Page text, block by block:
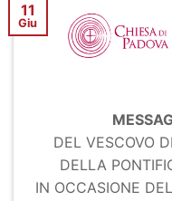
11
Giu
DEL VESCOVO
DELLA
IN OCCASIONE